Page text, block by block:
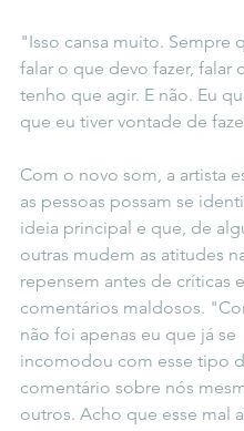
"Isso cansa muito. Sempre
falar o que devo fazer, falar
tenho que agir. E não. Eu
que eu tiver vontade de
Com o novo som, a artista
as pessoas possam se
ideia principal e que, de
outras mudem as atitudes
repensem antes de críticas e
comentários maldosos.
não foi apenas eu que já se
incomodou com esse tipo
comentário sobre nós
outros. Acho que esse mal